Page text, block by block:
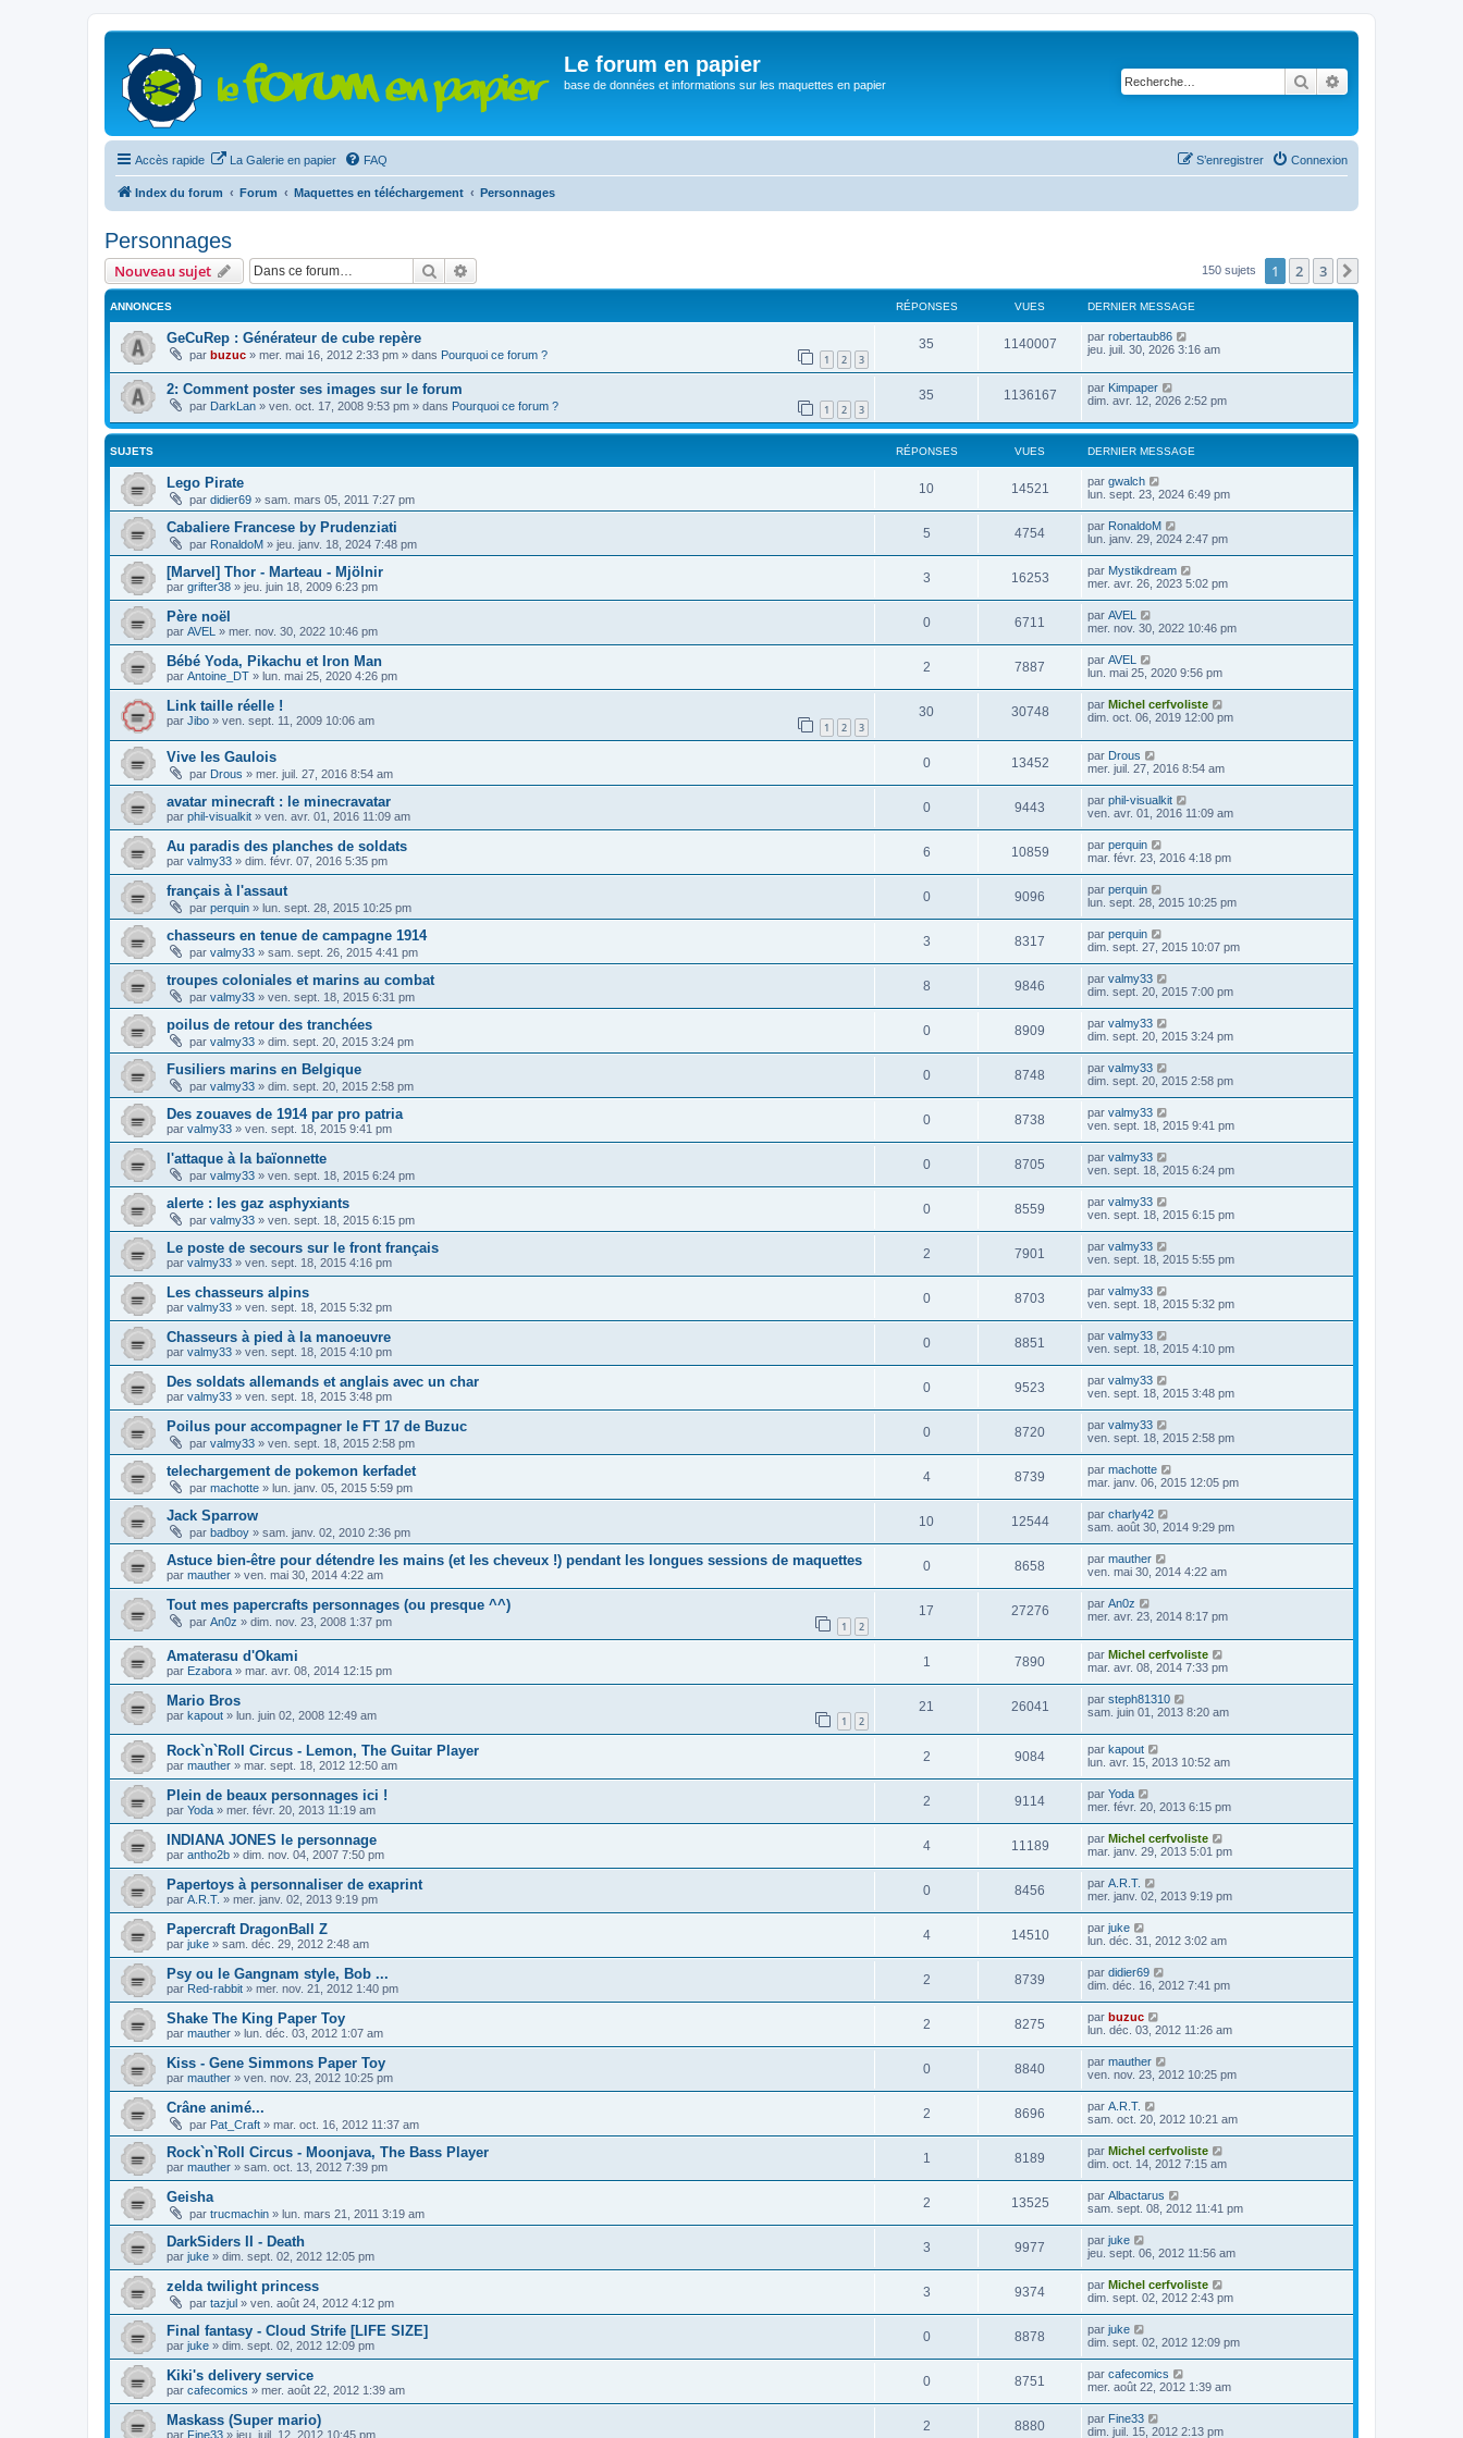
Le forum en papier
base de données et informations sur les maquettes en papier Rechercher
Accès rapide La Galerie en papier FAQ Connexion
S’enregistrer
Index du forum Forum Maquettes en téléchargement Personnages
Personnages
Nouveau sujet Rechercher 150 sujets 1 2 3
ANNONCES RÉPONSES VUES DERNIER MESSAGE
GeCuRep : Générateur de cube repère
par buzuc » mer. mai 16, 2012 2:33 pm » dans Pourquoi ce forum ? 1 2 3
35 1140007 par robertaub86
jeu. juil. 30, 2026 3:16 am
2: Comment poster ses images sur le forum
par DarkLan » ven. oct. 17, 2008 9:53 pm » dans Pourquoi ce forum ? 1 2 3
35 1136167 par Kimpaper
dim. avr. 12, 2026 2:52 pm
SUJETS RÉPONSES VUES DERNIER MESSAGE
Lego Pirate
par didier69 » sam. mars 05, 2011 7:27 pm
10 14521 par gwalch
lun. sept. 23, 2024 6:49 pm
Cabaliere Francese by Prudenziati
par RonaldoM » jeu. janv. 18, 2024 7:48 pm
5 4754 par RonaldoM
lun. janv. 29, 2024 2:47 pm
[Marvel] Thor - Marteau - Mjölnir
par grifter38 » jeu. juin 18, 2009 6:23 pm
3 16253 par Mystikdream
mer. avr. 26, 2023 5:02 pm
Père noël
par AVEL » mer. nov. 30, 2022 10:46 pm
0 6711 par AVEL
mer. nov. 30, 2022 10:46 pm
Bébé Yoda, Pikachu et Iron Man
par Antoine_DT » lun. mai 25, 2020 4:26 pm
2 7887 par AVEL
lun. mai 25, 2020 9:56 pm
Link taille réelle !
par Jibo » ven. sept. 11, 2009 10:06 am 1 2 3
30 30748 par Michel cerfvoliste
dim. oct. 06, 2019 12:00 pm
Vive les Gaulois
par Drous » mer. juil. 27, 2016 8:54 am
0 13452 par Drous
mer. juil. 27, 2016 8:54 am
avatar minecraft : le minecravatar
par phil-visualkit » ven. avr. 01, 2016 11:09 am
0 9443 par phil-visualkit
ven. avr. 01, 2016 11:09 am
Au paradis des planches de soldats
par valmy33 » dim. févr. 07, 2016 5:35 pm
6 10859 par perquin
mar. févr. 23, 2016 4:18 pm
français à l'assaut
par perquin » lun. sept. 28, 2015 10:25 pm
0 9096 par perquin
lun. sept. 28, 2015 10:25 pm
chasseurs en tenue de campagne 1914
par valmy33 » sam. sept. 26, 2015 4:41 pm
3 8317 par perquin
dim. sept. 27, 2015 10:07 pm
troupes coloniales et marins au combat
par valmy33 » ven. sept. 18, 2015 6:31 pm
8 9846 par valmy33
dim. sept. 20, 2015 7:00 pm
poilus de retour des tranchées
par valmy33 » dim. sept. 20, 2015 3:24 pm
0 8909 par valmy33
dim. sept. 20, 2015 3:24 pm
Fusiliers marins en Belgique
par valmy33 » dim. sept. 20, 2015 2:58 pm
0 8748 par valmy33
dim. sept. 20, 2015 2:58 pm
Des zouaves de 1914 par pro patria
par valmy33 » ven. sept. 18, 2015 9:41 pm
0 8738 par valmy33
ven. sept. 18, 2015 9:41 pm
l'attaque à la baïonnette
par valmy33 » ven. sept. 18, 2015 6:24 pm
0 8705 par valmy33
ven. sept. 18, 2015 6:24 pm
alerte : les gaz asphyxiants
par valmy33 » ven. sept. 18, 2015 6:15 pm
0 8559 par valmy33
ven. sept. 18, 2015 6:15 pm
Le poste de secours sur le front français
par valmy33 » ven. sept. 18, 2015 4:16 pm
2 7901 par valmy33
ven. sept. 18, 2015 5:55 pm
Les chasseurs alpins
par valmy33 » ven. sept. 18, 2015 5:32 pm
0 8703 par valmy33
ven. sept. 18, 2015 5:32 pm
Chasseurs à pied à la manoeuvre
par valmy33 » ven. sept. 18, 2015 4:10 pm
0 8851 par valmy33
ven. sept. 18, 2015 4:10 pm
Des soldats allemands et anglais avec un char
par valmy33 » ven. sept. 18, 2015 3:48 pm
0 9523 par valmy33
ven. sept. 18, 2015 3:48 pm
Poilus pour accompagner le FT 17 de Buzuc
par valmy33 » ven. sept. 18, 2015 2:58 pm
0 8720 par valmy33
ven. sept. 18, 2015 2:58 pm
telechargement de pokemon kerfadet
par machotte » lun. janv. 05, 2015 5:59 pm
4 8739 par machotte
mar. janv. 06, 2015 12:05 pm
Jack Sparrow
par badboy » sam. janv. 02, 2010 2:36 pm
10 12544 par charly42
sam. août 30, 2014 9:29 pm
Astuce bien-être pour détendre les mains (et les cheveux !) pendant les longues sessions de maquettes
par mauther » ven. mai 30, 2014 4:22 am
0 8658 par mauther
ven. mai 30, 2014 4:22 am
Tout mes papercrafts personnages (ou presque ^^)
par An0z » dim. nov. 23, 2008 1:37 pm 1 2
17 27276 par An0z
mer. avr. 23, 2014 8:17 pm
Amaterasu d'Okami
par Ezabora » mar. avr. 08, 2014 12:15 pm
1 7890 par Michel cerfvoliste
mar. avr. 08, 2014 7:33 pm
Mario Bros
par kapout » lun. juin 02, 2008 12:49 am 1 2
21 26041 par steph81310
sam. juin 01, 2013 8:20 am
Rock`n`Roll Circus - Lemon, The Guitar Player
par mauther » mar. sept. 18, 2012 12:50 am
2 9084 par kapout
lun. avr. 15, 2013 10:52 am
Plein de beaux personnages ici !
par Yoda » mer. févr. 20, 2013 11:19 am
2 9114 par Yoda
mer. févr. 20, 2013 6:15 pm
INDIANA JONES le personnage
par antho2b » dim. nov. 04, 2007 7:50 pm
4 11189 par Michel cerfvoliste
mar. janv. 29, 2013 5:01 pm
Papertoys à personnaliser de exaprint
par A.R.T. » mer. janv. 02, 2013 9:19 pm
0 8456 par A.R.T.
mer. janv. 02, 2013 9:19 pm
Papercraft DragonBall Z
par juke » sam. déc. 29, 2012 2:48 am
4 14510 par juke
lun. déc. 31, 2012 3:02 am
Psy ou le Gangnam style, Bob ...
par Red-rabbit » mer. nov. 21, 2012 1:40 pm
2 8739 par didier69
dim. déc. 16, 2012 7:41 pm
Shake The King Paper Toy
par mauther » lun. déc. 03, 2012 1:07 am
2 8275 par buzuc
lun. déc. 03, 2012 11:26 am
Kiss - Gene Simmons Paper Toy
par mauther » ven. nov. 23, 2012 10:25 pm
0 8840 par mauther
ven. nov. 23, 2012 10:25 pm
Crâne animé...
par Pat_Craft » mar. oct. 16, 2012 11:37 am
2 8696 par A.R.T.
sam. oct. 20, 2012 10:21 am
Rock`n`Roll Circus - Moonjava, The Bass Player
par mauther » sam. oct. 13, 2012 7:39 pm
1 8189 par Michel cerfvoliste
dim. oct. 14, 2012 7:15 am
Geisha
par trucmachin » lun. mars 21, 2011 3:19 am
2 13525 par Albactarus
sam. sept. 08, 2012 11:41 pm
DarkSiders II - Death
par juke » dim. sept. 02, 2012 12:05 pm
3 9977 par juke
jeu. sept. 06, 2012 11:56 am
zelda twilight princess
par tazjul » ven. août 24, 2012 4:12 pm
3 9374 par Michel cerfvoliste
dim. sept. 02, 2012 2:43 pm
Final fantasy - Cloud Strife [LIFE SIZE]
par juke » dim. sept. 02, 2012 12:09 pm
0 8878 par juke
dim. sept. 02, 2012 12:09 pm
Kiki's delivery service
par cafecomics » mer. août 22, 2012 1:39 am
0 8751 par cafecomics
mer. août 22, 2012 1:39 am
Maskass (Super mario)
par Fine33 » jeu. juil. 12, 2012 10:45 pm
2 8880 par Fine33
dim. juil. 15, 2012 2:13 pm